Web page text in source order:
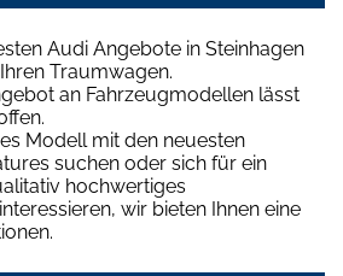
Audi Angebote in Steinhagen
Traumwagen.
an Fahrzeugmodellen lässt
Modell mit den neuesten
suchen oder sich für ein
hochwertiges
wir bieten Ihnen eine